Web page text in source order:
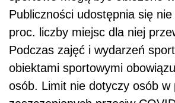
Publiczności udostępnia się
proc. liczby miejsc dla niej
Podczas zajęć i wydarzeń
obiektami sportowymi
osób. Limit nie dotyczy osób w